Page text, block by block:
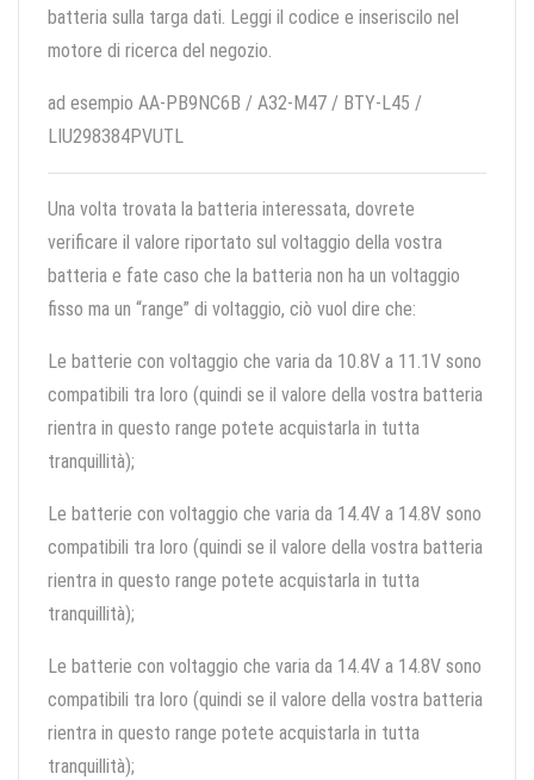
batteria sulla targa dati. Leggi il codice e inseriscilo nel
motore di ricerca del negozio.
ad esempio AA-PB9NC6B / A32-M47 / BTY-L45 /
LIU298384PVUTL
Una volta trovata la batteria interessata, dovrete
verificare il valore riportato sul voltaggio della vostra
batteria e fate caso che la batteria non ha un voltaggio
fisso ma un “range” di voltaggio, ciò vuol dire che:
Le batterie con voltaggio che varia da 10.8V a 11.1V sono
compatibili tra loro (quindi se il valore della vostra batteria
rientra in questo range potete acquistarla in tutta
tranquillità);
Le batterie con voltaggio che varia da 14.4V a 14.8V sono
compatibili tra loro (quindi se il valore della vostra batteria
rientra in questo range potete acquistarla in tutta
tranquillità);
Le batterie con voltaggio che varia da 14.4V a 14.8V sono
compatibili tra loro (quindi se il valore della vostra batteria
rientra in questo range potete acquistarla in tutta
tranquillità);